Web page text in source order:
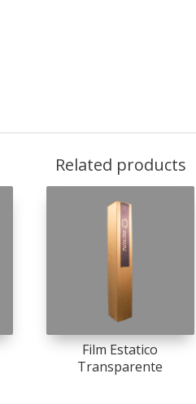
Related products
Film Estatico
Transparente